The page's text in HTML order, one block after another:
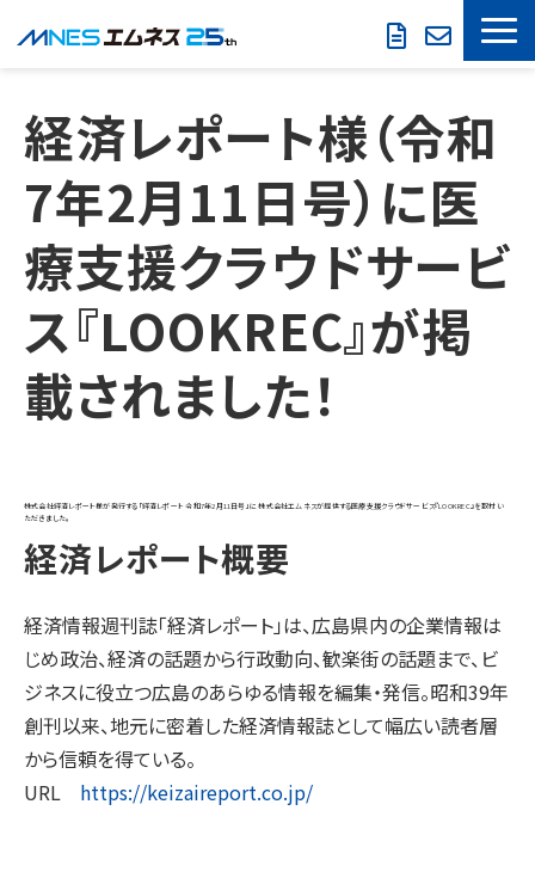
製品・サービス
導入事例
セミナー情報
お役立ち情報
会社概要
経済レポート様（令和
7年2月11日号）に医
療支援クラウドサービ
ス『LOOKREC』が掲
載されました！
株式会社経済レポート様が発行する「経済レポート 令和7年2月11日号」に 株式会社エムネスが提供する医療支援クラウドサービス『LOOKREC』を取材い
ただきました。
経済レポート概要
経済情報週刊誌「経済レポート」は、広島県内の企業情報は
じめ政治、経済の話題から行政動向、歓楽街の話題まで、ビ
ジネスに役立つ広島のあらゆる情報を編集・発信。昭和39年
創刊以来、地元に密着した経済情報誌として幅広い読者層
から信頼を得ている。
URL https://keizaireport.co.jp/